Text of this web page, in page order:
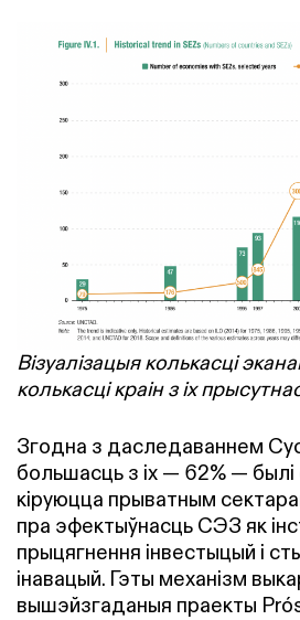
Візуалізацыя колькасці
колькасці краін з іх
Згодна з даследаваннем
большасць з іх — 62% — былі
кіруюцца прыватным
пра эфектыўнасць СЭЗ як
прыцягнення інвестыцый і
інавацый. Гэты механізм
вышэйзгаданыя праекты